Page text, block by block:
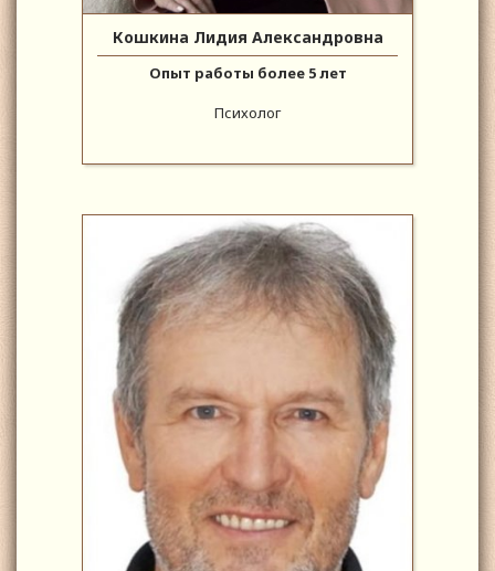
Кошкина Лидия Александровна
Опыт работы более 5 лет
Психолог